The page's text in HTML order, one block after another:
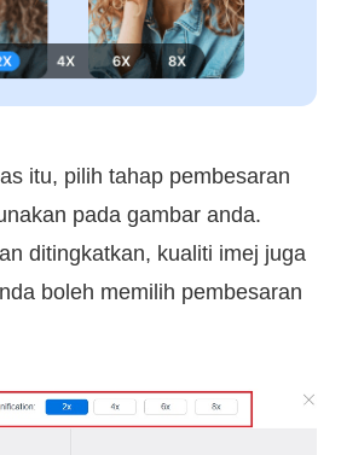
itu, pilih tahap pembesaran
pada gambar anda.
ditingkatkan, kualiti imej juga
boleh memilih pembesaran